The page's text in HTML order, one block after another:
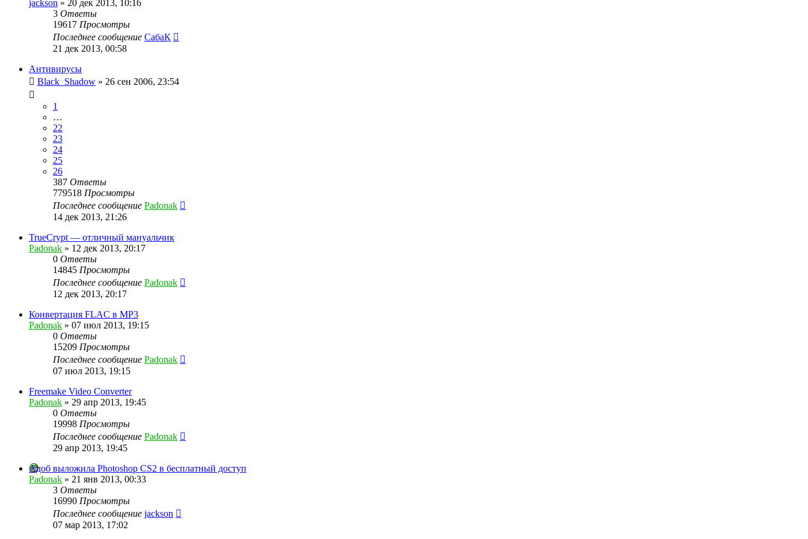
jackson » 20 дек 2013, 10:16
3 Ответы
19617 Просмотры
Последнее сообщение СабаК
21 дек 2013, 00:58
Антивирусы
Black_Shadow » 26 сен 2006, 23:54
1
…
22
23
24
25
26
387 Ответы
779518 Просмотры
Последнее сообщение Padonak
14 дек 2013, 21:26
TrueCrypt — отличный мануальчик
Padonak » 12 дек 2013, 20:17
0 Ответы
14845 Просмотры
Последнее сообщение Padonak
12 дек 2013, 20:17
Конвертация FLAC в MP3
Padonak » 07 июл 2013, 19:15
0 Ответы
15209 Просмотры
Последнее сообщение Padonak
07 июл 2013, 19:15
Freemake Video Converter
Padonak » 29 апр 2013, 19:45
0 Ответы
19998 Просмотры
Последнее сообщение Padonak
29 апр 2013, 19:45
Адоб выложила Photoshop CS2 в бесплатный доступ
Padonak » 21 янв 2013, 00:33
3 Ответы
16990 Просмотры
Последнее сообщение jackson
07 мар 2013, 17:02